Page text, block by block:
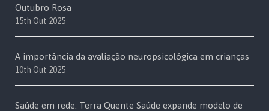
Outubro Rosa
15th Out 2025
A importância da avaliação neuropsicológica em crianças
10th Out 2025
Saúde em rede: Terra Quente Saúde expande modelo de